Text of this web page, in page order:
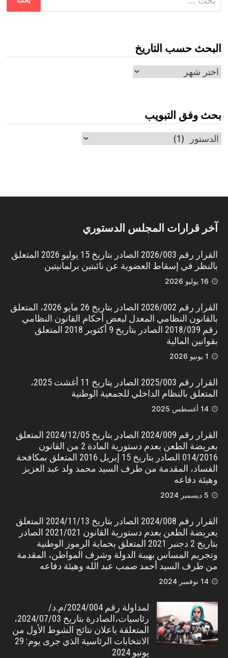
عن:
البحث حسب التاريخ
البحث
بحث وفق التبويب
بحث
آخر قرارات المجلس الدستوري
القرار رقم 2026/003 الصادر بتاريخ 15 يوليو 2026 المتعلق
بالنظر في إسقاط العضوية عن نائبتين برلمانيتين
16 يوليو 2026
القرار رقم 2026/002 الصادر بتاريخ 26 مايو 2026، المتعلق
بالقانون النظامي المعدل لبعض أحكام القانون النظامي
رقم 2018/039 الصادر بتاريخ 9 أكتوبر 2018 المتعلق
بقوانين المالية
1 يونيو 2026
القرار رقم 2025/003 الصادر يتاريخ 11 أغشت 2025،
المتعلق بالنظام الداخلي للجمعية الوطنية
14 أغسطس 2025
القرار رقم 2024/009 الصادر بتاريخ 2024/12/05 المتعلق
بعريضة الطعن بعدم دستورية المادة 2 من القانون
014/2016 الصادر بتاريخ 15 إبريل 2016 المتعلق بمكافحة
الفساد، المقدمة من طرف السيد محمد ولد عبد العزيز
وهيئة دفاعه
5 ديسمبر 2024
القرار رقم 2024/008 الصادر بتاريخ 2024/11/13 المتعلق
بعريضة الطعن بعدم دستورية القانون 2021/021 الصادر
بتاريخ 2 دجنبر 2021 المتعلق بحماية الرموز الوطنية
وتجريم المساس بهيبة الدولة وشرف المواطن، المقدمة
من طرف السيد أحمد صمب عبد الله وهيئة دفاعه
14 نوفمبر 2024
لمداولة رقم 2024/004/م.د/
رئاسيات،الصادرة بتاريخ 2024/07/03،
المتعلقة باعلان نتائج الشوط الأول من
الانتخابات الرئاسية الذي جرى يوم: 29
يونيو 2024